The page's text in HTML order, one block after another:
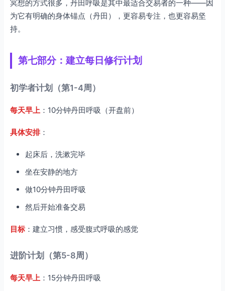
冥想的方式很多，丹田呼吸是其中最适合交易者的一种——因
为它有明确的身体锚点（丹田），更容易专注，也更容易坚
持。
第七部分：建立每日修行计划
初学者计划（第1-4周）
每天早上 ：10分钟丹田呼吸（开盘前）
具体安排：
起床后，洗漱完毕
坐在安静的地方
做10分钟丹田呼吸
然后开始准备交易
目标 ：建立习惯，感受腹式呼吸的感觉
进阶计划（第5-8周）
每天早上 ：15分钟丹田呼吸